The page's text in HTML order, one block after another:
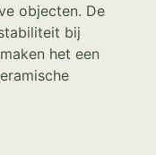
objecten. De
bij
het een